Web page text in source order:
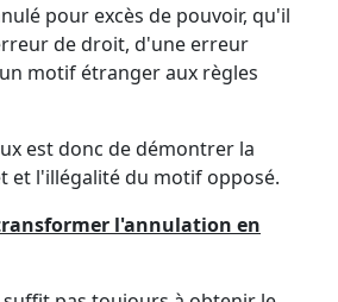
pour excès de pouvoir, qu'il
de droit, d'une erreur
motif étranger aux règles
est donc de démontrer la
et l'illégalité du motif opposé.
l'annulation en